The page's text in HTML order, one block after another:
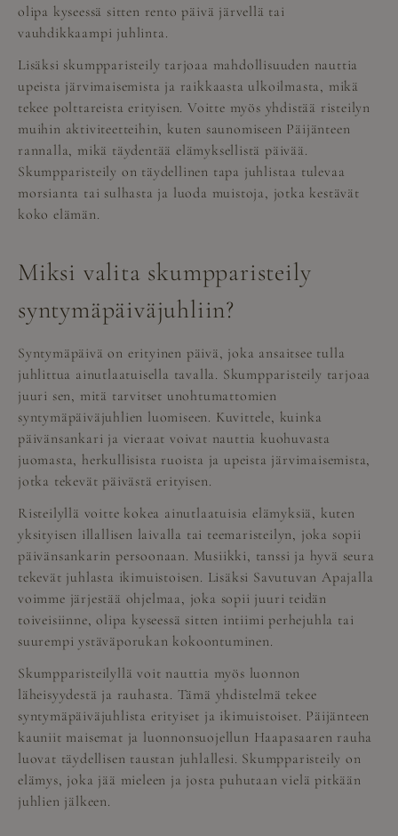
olipa kyseessä sitten rento päivä järvellä tai
vauhdikkaampi juhlinta.
Lisäksi skumpparisteily tarjoaa mahdollisuuden nauttia
upeista järvimaisemista ja raikkaasta ulkoilmasta, mikä
tekee polttareista erityisen. Voitte myös yhdistää risteilyn
muihin aktiviteetteihin, kuten saunomiseen Päijänteen
rannalla, mikä täydentää elämyksellistä päivää.
Skumpparisteily on täydellinen tapa juhlistaa tulevaa
morsianta tai sulhasta ja luoda muistoja, jotka kestävät
koko elämän.
Miksi valita skumpparisteily
syntymäpäiväjuhliin?
Syntymäpäivä on erityinen päivä, joka ansaitsee tulla
juhlittua ainutlaatuisella tavalla. Skumpparisteily tarjoaa
juuri sen, mitä tarvitset unohtumattomien
syntymäpäiväjuhlien luomiseen. Kuvittele, kuinka
päivänsankari ja vieraat voivat nauttia kuohuvasta
juomasta, herkullisista ruoista ja upeista järvimaisemista,
jotka tekevät päivästä erityisen.
Risteilyllä voitte kokea ainutlaatuisia elämyksiä, kuten
yksityisen illallisen laivalla tai teemaristeilyn, joka sopii
päivänsankarin persoonaan. Musiikki, tanssi ja hyvä seura
tekevät juhlasta ikimuistoisen. Lisäksi Savutuvan Apajalla
voimme järjestää ohjelmaa, joka sopii juuri teidän
toiveisiinne, olipa kyseessä sitten intiimi perhejuhla tai
suurempi ystäväporukan kokoontuminen.
Skumpparisteilyllä voit nauttia myös luonnon
läheisyydestä ja rauhasta. Tämä yhdistelmä tekee
syntymäpäiväjuhlista erityiset ja ikimuistoiset. Päijänteen
kauniit maisemat ja luonnonsuojellun Haapasaaren rauha
luovat täydellisen taustan juhlallesi. Skumpparisteily on
elämys, joka jää mieleen ja josta puhutaan vielä pitkään
juhlien jälkeen.